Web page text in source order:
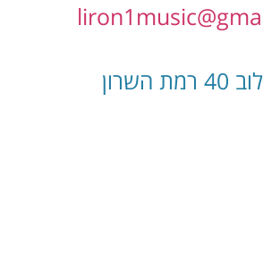
השרון